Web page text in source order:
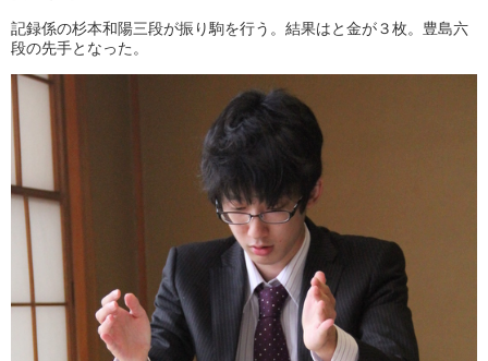
記録係の杉本和陽三段が振り駒を行う。結果はと金が３枚。豊島六
段の先手となった。